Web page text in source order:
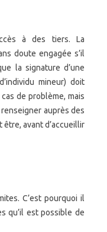
à des tiers. La
doute engagée s’il
la signature d’une
mineur) doit
de problème, mais
auprès des
avant d’accueillir
C’est pourquoi il
qu’il est possible de